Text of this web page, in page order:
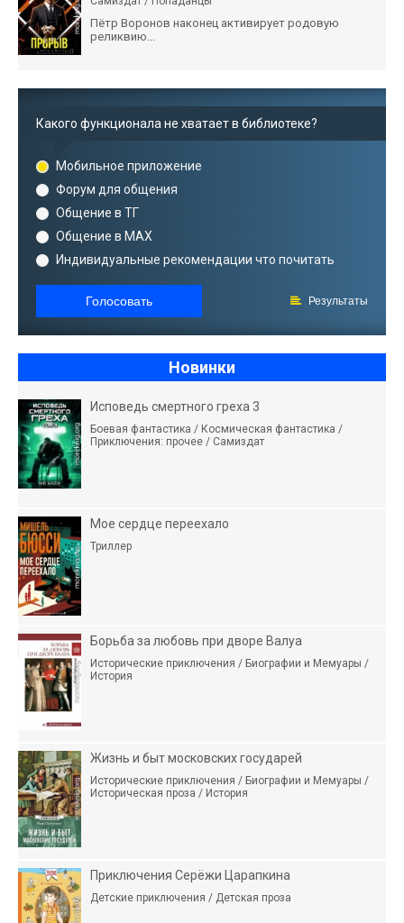
Пётр Воронов наконец активирует родовую
реликвию...
Какого функционала не хватает в библиотеке?
Мобильное приложение
Форум для общения
Общение в ТГ
Общение в MAX
Индивидуальные рекомендации что почитать
Голосовать Результаты
Новинки
Исповедь смертного греха 3
Боевая фантастика / Космическая фантастика /
Приключения: прочее / Самиздат
Мое сердце переехало
Триллер
Борьба за любовь при дворе Валуа
Исторические приключения / Биографии и Мемуары /
История
Жизнь и быт московских государей
Исторические приключения / Биографии и Мемуары /
Историческая проза / История
Приключения Серёжи Царапкина
Детские приключения / Детская проза